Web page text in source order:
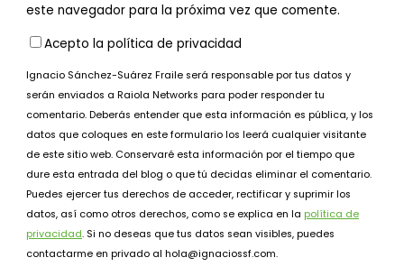
este navegador para la próxima vez que comente.
Acepto la política de privacidad
Ignacio Sánchez-Suárez Fraile será responsable por tus datos y
serán enviados a Raiola Networks para poder responder tu
comentario. Deberás entender que esta información es pública, y los
datos que coloques en este formulario los leerá cualquier visitante
de este sitio web. Conservaré esta información por el tiempo que
dure esta entrada del blog o que tú decidas eliminar el comentario.
Puedes ejercer tus derechos de acceder, rectificar y suprimir los
datos, así como otros derechos, como se explica en la política de
privacidad. Si no deseas que tus datos sean visibles, puedes
contactarme en privado al hola@ignaciossf.com.